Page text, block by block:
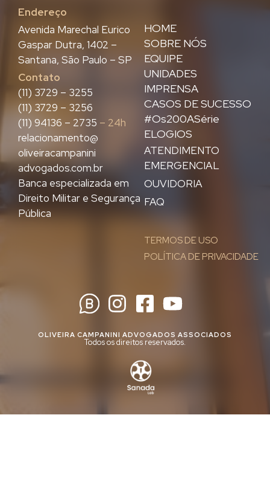
Endereço
HOME
SOBRE NÓS
EQUIPE
UNIDADES
IMPRENSA
CASOS DE SUCESSO
#Os200ASérie
ELOGIOS
ATENDIMENTO
EMERGENCIAL
OUVIDORIA
FAQ
TERMOS DE USO
POLÍTICA DE PRIVACIDADE
Avenida Marechal Eurico
Gaspar Dutra, 1402 –
Santana, São Paulo – SP
Contato
(11) 3729 – 3255
(11) 3729 – 3256
(11) 94136 – 2735 – 24h
relacionamento@
oliveiracampanini
advogados.com.br
Banca especializada em
Direito Militar e Segurança
Pública
OLIVEIRA CAMPANINI ADVOGADOS ASSOCIADOS
Todos os direitos reservados.